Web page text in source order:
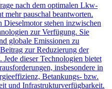
nach dem optimalen Lkw-
mehr pauschal beantworten.
stehen inzwischen
zur Verfügung. Sie
globale Emissionen zu
zur Reduzierung der
dieser Technologien bietet
insbesondere in
Betankungs- bzw.
und Infrastrukturverfügbarkeit.